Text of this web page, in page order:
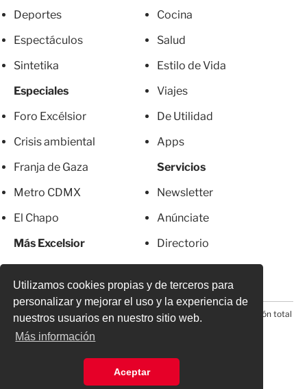
Utilizamos cookies propias y de terceros para
personalizar y mejorar el uso y la experiencia de
nuestros usuarios en nuestro sitio web.
Más información
Aceptar
Deportes
Espectáculos
Sintetika
Especiales
Foro Excélsior
Crisis ambiental
Franja de Gaza
Metro CDMX
El Chapo
Más Excelsior
Cocina
Salud
Estilo de Vida
Viajes
De Utilidad
Apps
Servicios
Newsletter
Anúnciate
Directorio
© 2026 Todos los derechos reservados. Prohibida la reproducción total
o parcial, incluyendo cualquier medio electrónico*